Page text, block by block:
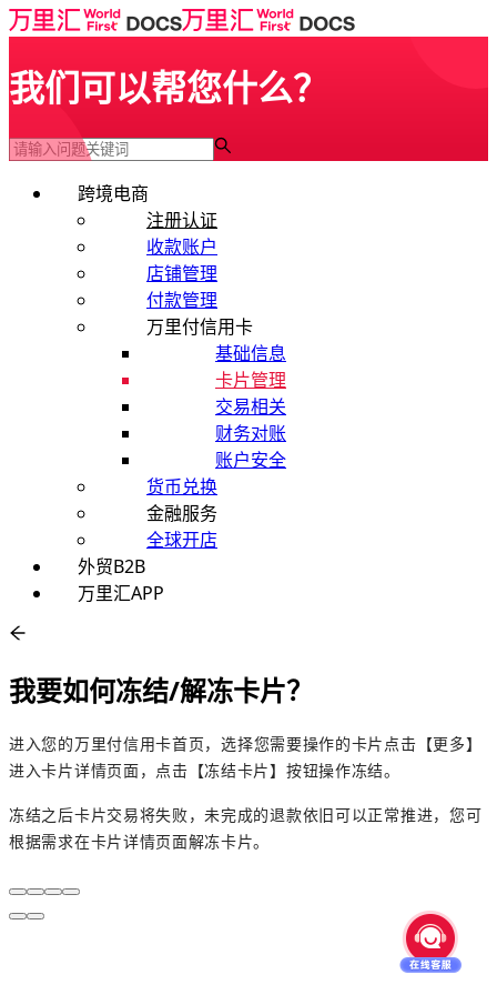
我们可以帮您什么？
跨境电商
注册认证
收款账户
店铺管理
付款管理
万里付信用卡
基础信息
卡片管理
交易相关
财务对账
账户安全
货币兑换
金融服务
全球开店
外贸B2B
万里汇APP
我要如何冻结/解冻卡片？
进入您的万里付信用卡首页，选择您需要操作的卡片点击【更多】
进入卡片详情页面，点击【冻结卡片】按钮操作冻结。
冻结之后卡片交易将失败，未完成的退款依旧可以正常推进，您可
根据需求在卡片详情页面解冻卡片。